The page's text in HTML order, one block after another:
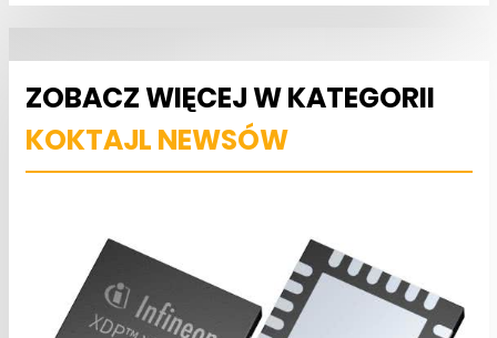
ZOBACZ WIĘCEJ W KATEGORII
KOKTAJL NEWSÓW